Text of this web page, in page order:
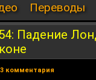
Переводы
Падение
комментария